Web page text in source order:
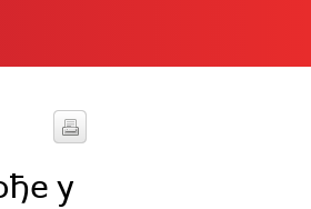
у